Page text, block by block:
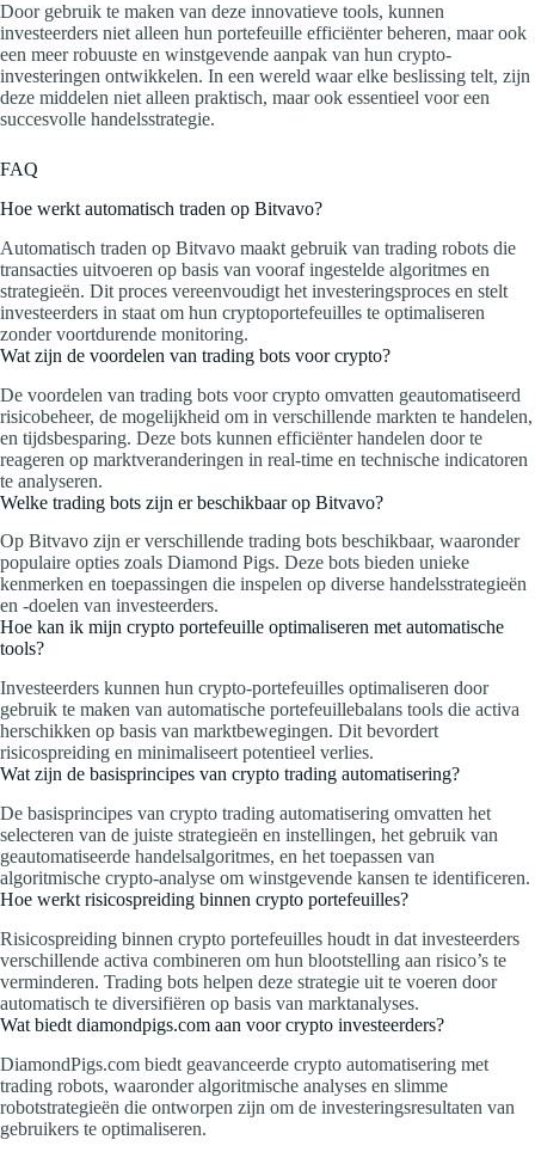
Door gebruik te maken van deze innovatieve tools, kunnen
investeerders niet alleen hun portefeuille efficiënter beheren, maar ook
een meer robuuste en winstgevende aanpak van hun crypto-
investeringen ontwikkelen. In een wereld waar elke beslissing telt, zijn
deze middelen niet alleen praktisch, maar ook essentieel voor een
succesvolle handelsstrategie.
FAQ
Hoe werkt automatisch traden op Bitvavo?
Automatisch traden op Bitvavo maakt gebruik van trading robots die
transacties uitvoeren op basis van vooraf ingestelde algoritmes en
strategieën. Dit proces vereenvoudigt het investeringsproces en stelt
investeerders in staat om hun cryptoportefeuilles te optimaliseren
zonder voortdurende monitoring.
Wat zijn de voordelen van trading bots voor crypto?
De voordelen van trading bots voor crypto omvatten geautomatiseerd
risicobeheer, de mogelijkheid om in verschillende markten te handelen,
en tijdsbesparing. Deze bots kunnen efficiënter handelen door te
reageren op marktveranderingen in real-time en technische indicatoren
te analyseren.
Welke trading bots zijn er beschikbaar op Bitvavo?
Op Bitvavo zijn er verschillende trading bots beschikbaar, waaronder
populaire opties zoals Diamond Pigs. Deze bots bieden unieke
kenmerken en toepassingen die inspelen op diverse handelsstrategieën
en -doelen van investeerders.
Hoe kan ik mijn crypto portefeuille optimaliseren met automatische
tools?
Investeerders kunnen hun crypto-portefeuilles optimaliseren door
gebruik te maken van automatische portefeuillebalans tools die activa
herschikken op basis van marktbewegingen. Dit bevordert
risicospreiding en minimaliseert potentieel verlies.
Wat zijn de basisprincipes van crypto trading automatisering?
De basisprincipes van crypto trading automatisering omvatten het
selecteren van de juiste strategieën en instellingen, het gebruik van
geautomatiseerde handelsalgoritmes, en het toepassen van
algoritmische crypto-analyse om winstgevende kansen te identificeren.
Hoe werkt risicospreiding binnen crypto portefeuilles?
Risicospreiding binnen crypto portefeuilles houdt in dat investeerders
verschillende activa combineren om hun blootstelling aan risico’s te
verminderen. Trading bots helpen deze strategie uit te voeren door
automatisch te diversifiëren op basis van marktanalyses.
Wat biedt diamondpigs.com aan voor crypto investeerders?
DiamondPigs.com biedt geavanceerde crypto automatisering met
trading robots, waaronder algoritmische analyses en slimme
robotstrategieën die ontworpen zijn om de investeringsresultaten van
gebruikers te optimaliseren.